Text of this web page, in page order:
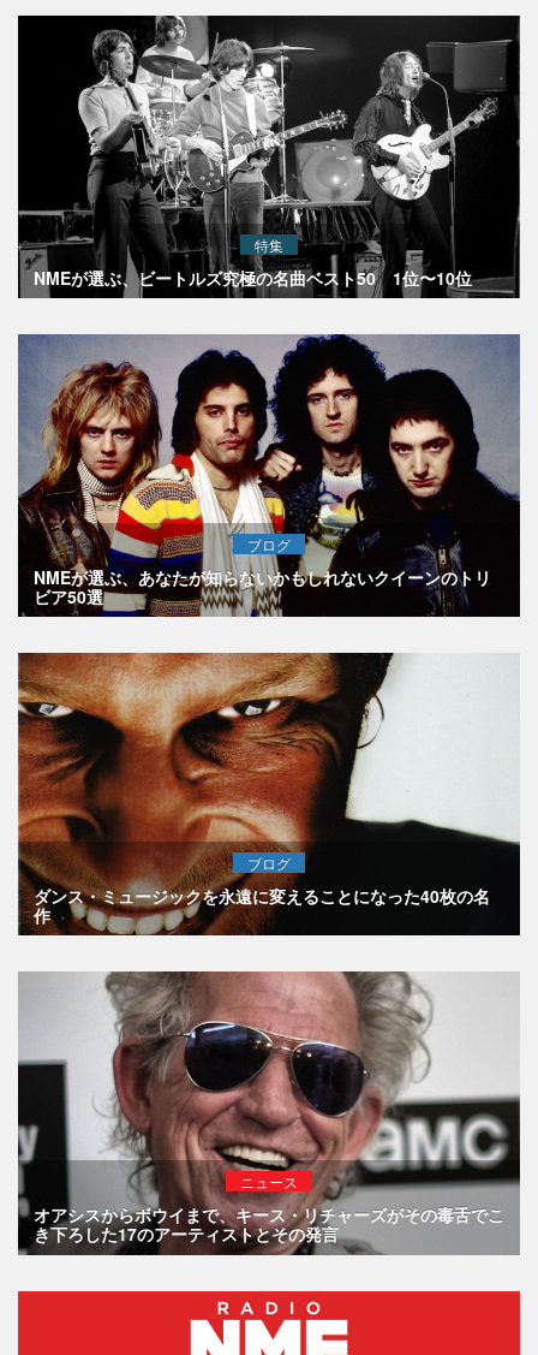
特集
NMEが選ぶ、ビートルズ究極の名曲ベスト50 1位〜10位
ブログ
NMEが選ぶ、あなたが知らないかもしれないクイーンのトリ
ビア50選
ブログ
ダンス・ミュージックを永遠に変えることになった40枚の名
作
ニュース
オアシスからボウイまで、キース・リチャーズがその毒舌でこ
き下ろした17のアーティストとその発言